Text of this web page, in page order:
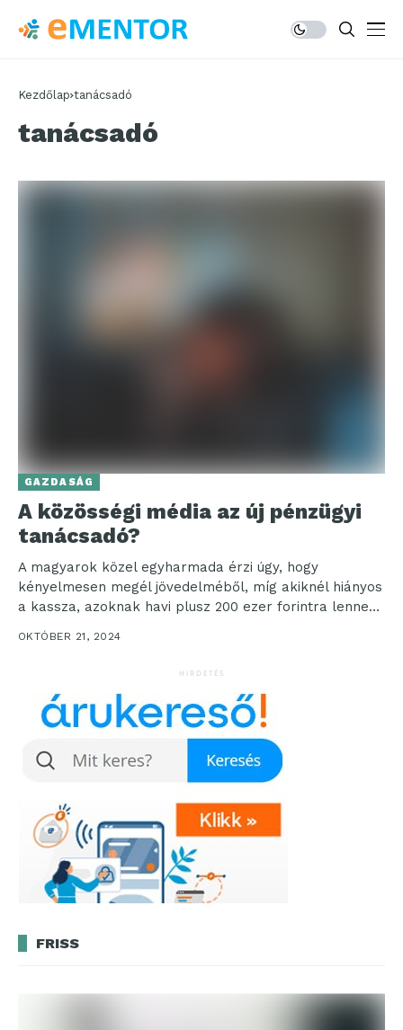
Kezdőlap tanácsadó
tanácsadó
GAZDASÁG
A közösségi média az új pénzügyi
tanácsadó?
A magyarok közel egyharmada érzi úgy, hogy
kényelmesen megél jövedelméből, míg akiknél hiányos
a kassza, azoknak havi plusz 200 ezer forintra lenne
szüksége....
OKTÓBER 21, 2024
HIRDETÉS
FRISS